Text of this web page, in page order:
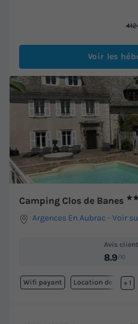
Voir les
Camping Clos de Banes
Argences En Aubrac -Voir
Avis
8.9/10
Wifi payant Location de vélos
+ 1